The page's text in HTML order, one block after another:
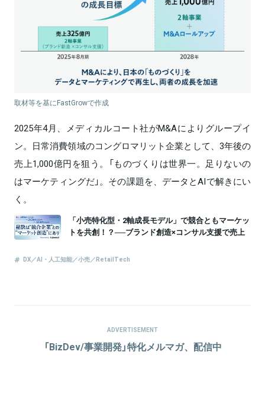
取材等を基にFastGrowで作成
2025年4月、メディカルコート社がM&Aによりグループイ
ン。日常消費領域のコングロマリット企業として、3年後の
売上1,000億円を狙う。「ものづくりは世界一。足りないの
はマーケティングだ」。その課題を、データとAIで解きにい
く。
ADVERTISEMENT
「BizDev/事業開発」特化メルマガ、配信中